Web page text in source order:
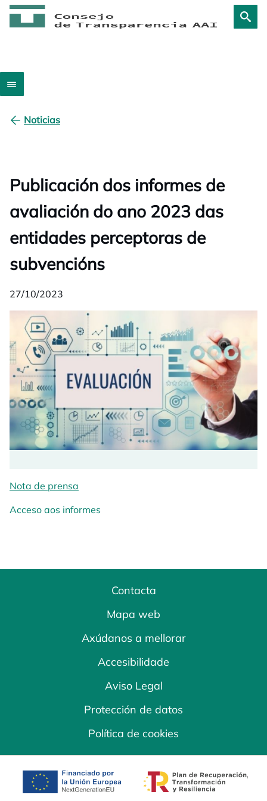
Noticias
Publicación dos informes de
avaliación do ano 2023 das
entidades perceptoras de
subvencións
27/10/2023
Nota de prensa
Acceso aos informes
Contacta
Mapa web
Axúdanos a mellorar
Accesibilidade
Aviso Legal
Protección de datos
Política de cookies
opens in a new tab opens in a new